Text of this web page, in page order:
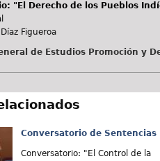
"El Derecho de los Pueblos
Figueroa
de Estudios Promoción y
Conversatorio de Sentencias
Conversatorio: "El Control de la